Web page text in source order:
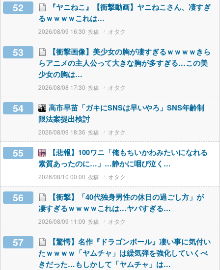
52
『ヤニねこ』【衝撃動画】ヤニねこさん、凄すぎ
るｗｗｗｗこれは…
2026/08/09 16:30 オタク
53
【衝撃画像】美少女の胸が凄すぎるｗｗｗｗきら
らアニメの主人公って大きな胸が多すぎる…この美
少女の胸は…
2026/08/08 17:30 オタク
54
高市早苗「ガキにSNSは早いやろ」SNS年齢制
限法案提出検討
2026/08/09 18:36 オタク
55
【悲報】100ワニ「俺もちいかわみたいになれる
素質あったのに…」…静かに咽び泣く…
2026/08/10 00:00 オタク
56
【衝撃】「40代独身男性の休日の過ごし方」が
凄すぎるｗｗｗｗこれは…ヤバすぎる…
2026/08/09 11:09 オタク
57
【驚愕】名作『ドラゴンボール』凄い事に気付い
たｗｗｗｗ「ヤムチャ」は繰気弾を強化していくべ
きだった…もしかして「ヤムチャ」は…